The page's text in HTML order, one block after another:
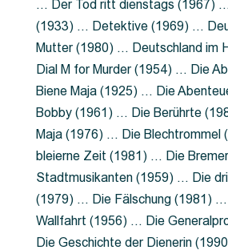
… Der Tod ritt dienstags (1967) …
(1933) … Detektive (1969) …
Mutter (1980) … Deutschland im
Dial M for Murder (1954) … Die
Biene Maja (1925) … Die
Bobby (1961) … Die Berührte
Maja (1976) … Die Blechtrommel
bleierne Zeit (1981) … Die Bremer
Stadtmusikanten (1959) … Die
(1979) … Die Fälschung (1981) …
Wallfahrt (1956) … Die
Die Geschichte der Dienerin